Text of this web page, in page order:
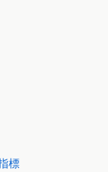
標